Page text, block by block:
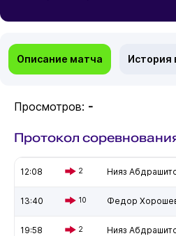
Описание матча История
Просмотров: -
Протокол
12:08 2 Нияз
13:40 10 Федор
19:58 2 Нияз